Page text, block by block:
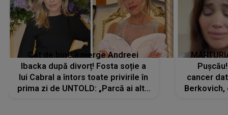
Cât de bine îi merge Andreei
Ibacka după divorț! Fosta soție a
lui Cabral a întors toate privirile în
prima zi de UNTOLD: „Parcă ai altă
cancer
Berkovich,